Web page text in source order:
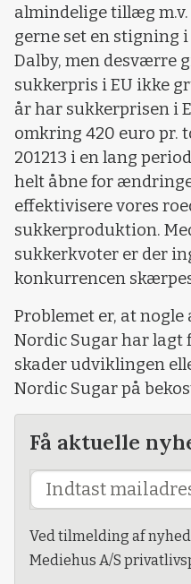
almindelige tillæg
gerne set en stigning
Dalby, men desværre
sukkerpris i EU ikke
år har sukkerprisen i
omkring 420 euro pr.
201213 i en lang
helt åbne for
effektivisere vores
sukkerproduktion.
sukkerkvoter er der
konkurrencen
Problemet er, at nogle
Nordic Sugar har lagt
skader udviklingen
Nordic Sugar på
Få aktuelle
Ved tilmelding af
Mediehus A/S